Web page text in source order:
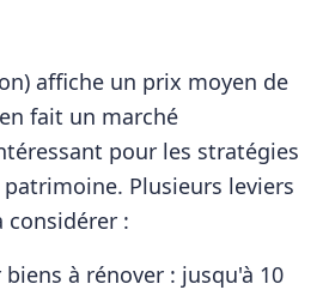
affiche un prix moyen de
fait un marché
pour les stratégies
Plusieurs leviers
:
biens à rénover : jusqu'à 10